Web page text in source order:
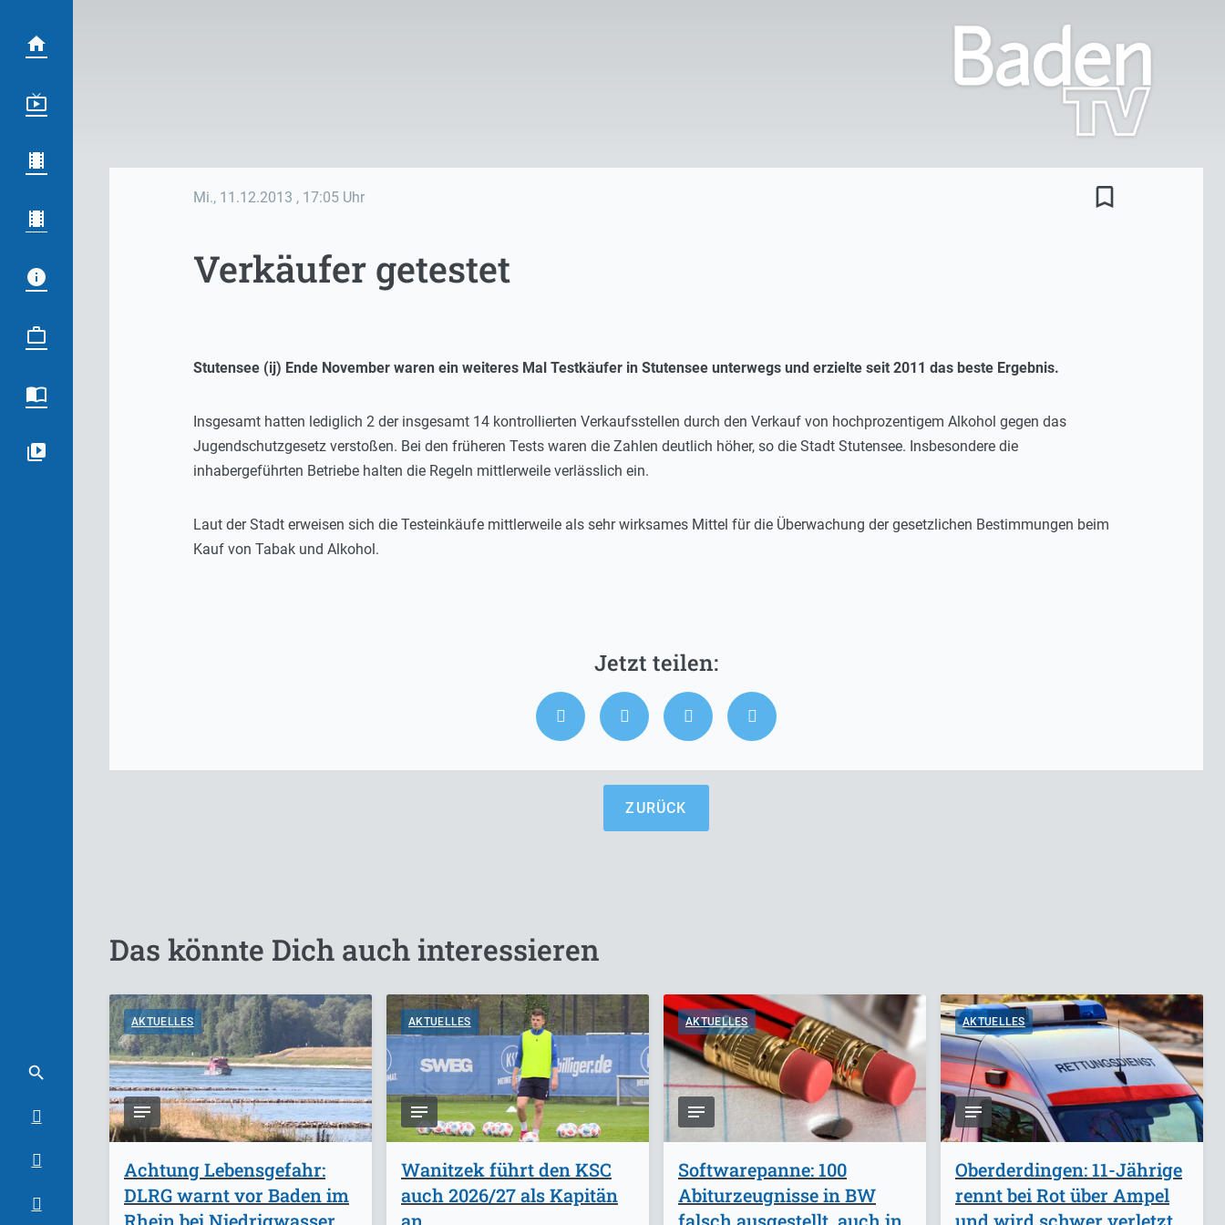
Mi., 11.12.2013 , 17:05 Uhr bookmark_border
Verkäufer getestet
Stutensee (ij) Ende November waren ein weiteres Mal Testkäufer in Stutensee unterwegs und erzielte seit 2011 das beste Ergebnis.
Insgesamt hatten lediglich 2 der insgesamt 14 kontrollierten Verkaufsstellen durch den Verkauf von hochprozentigem Alkohol gegen das
Jugendschutzgesetz verstoßen. Bei den früheren Tests waren die Zahlen deutlich höher, so die Stadt Stutensee. Insbesondere die
inhabergeführten Betriebe halten die Regeln mittlerweile verlässlich ein.
Laut der Stadt erweisen sich die Testeinkäufe mittlerweile als sehr wirksames Mittel für die Überwachung der gesetzlichen Bestimmungen beim
Kauf von Tabak und Alkohol.
ZURÜCK
Das könnte Dich auch interessieren
AKTUELLES
Achtung Lebensgefahr:
DLRG warnt vor Baden im
Rhein bei Niedrigwasser
AKTUELLES
Wanitzek führt den KSC
auch 2026/27 als Kapitän
an
AKTUELLES
Softwarepanne: 100
Abiturzeugnisse in BW
falsch ausgestellt, auch in
AKTUELLES
Oberderdingen: 11-Jährige
rennt bei Rot über Ampel
und wird schwer verletzt